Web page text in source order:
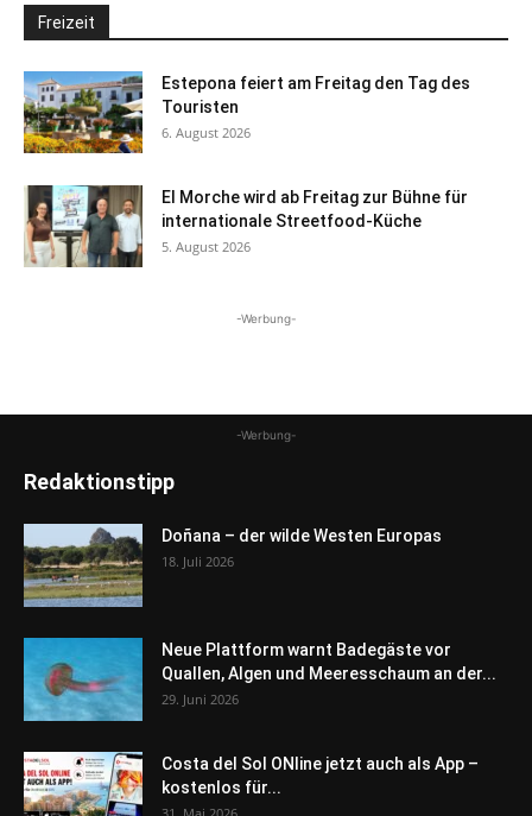
Freizeit
Estepona feiert am Freitag den Tag des
Touristen
6. August 2026
El Morche wird ab Freitag zur Bühne für
internationale Streetfood-Küche
5. August 2026
-Werbung-
-Werbung-
Redaktionstipp
Doñana – der wilde Westen Europas
18. Juli 2026
Neue Plattform warnt Badegäste vor
Quallen, Algen und Meeresschaum an der...
29. Juni 2026
Costa del Sol ONline jetzt auch als App –
kostenlos für...